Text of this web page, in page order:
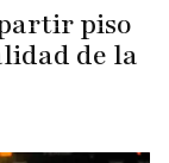
piso
de la